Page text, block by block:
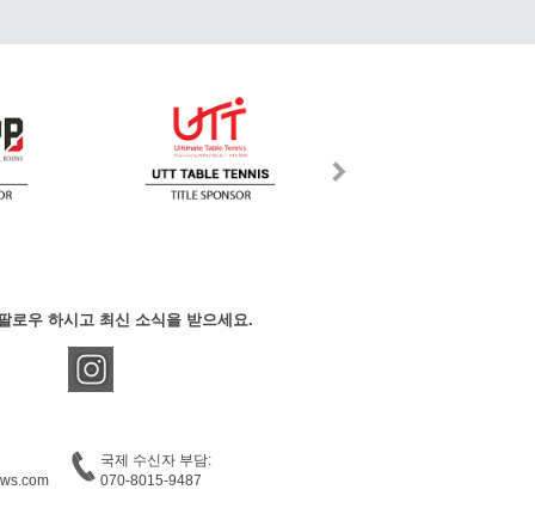
로우 하시고 최신 소식을 받으세요.
국제 수신자 부담:
070-8015-9487